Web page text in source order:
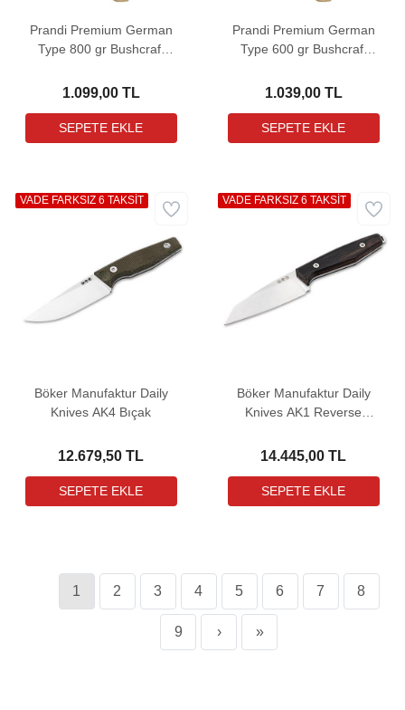
Prandi Premium German
Type 800 gr Bushcraft
1.099,00 TL
Prandi Premium German
Type 600 gr Bushcraft
1.039,00 TL
Böker Manufaktur Daily
Knives AK4 Bıçak
12.679,50 TL
VADE FARKSIZ 6 TAKSİT
Böker Manufaktur Daily
Knives AK1 Reverse
14.445,00 TL
VADE FARKSIZ 6 TAKSİT
1 2 3 4 5 6 7 8
9 › »